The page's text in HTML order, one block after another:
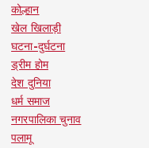
कोल्हान
खेल खिलाड़ी
घटना-दुर्घटना
ड्रीम होम
देश दुनिया
धर्म समाज
नगरपालिका चुनाव
पलामू